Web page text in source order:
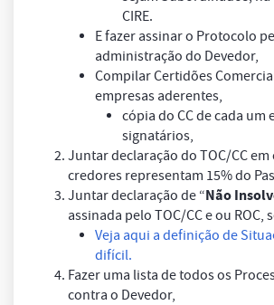
CIRE.
E fazer assinar o Protocolo
administração do Devedor,
Compilar Certidões
empresas aderentes,
cópia do CC de cada um
signatários,
Juntar declaração do TOC/CC em
credores representam 15% do
Juntar declaração de “Não
assinada pelo TOC/CC e ou ROC,
Veja aqui a definição de
difícil.
Fazer uma lista de todos os
contra o Devedor,